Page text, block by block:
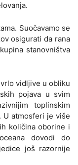
Suočavamo se
osigurati da rana
stanovništva
vidljive u obliku
pojava u svim
toplinskim
U atmosferi je više
količina oborine i
dovodi do
još razornije